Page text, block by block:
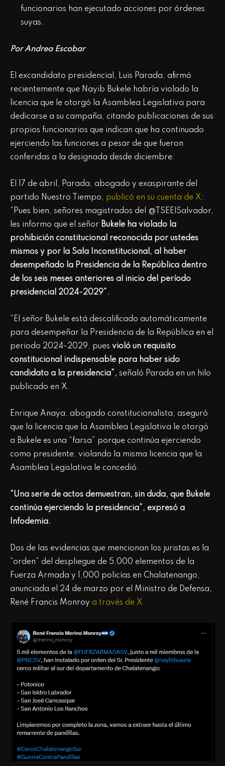
funcionarios han ejecutado acciones por órdenes
suyas.
Por Andrea Escobar
El excandidato presidencial, Luis Parada, afirmó
recientemente que Nayib Bukele habría violado la
licencia que le otorgó la Asamblea Legislativa para
dedicarse a su campaña, citando publicaciones de sus
propios funcionarios que indican que ha continuado
ejerciendo las funciones a pesar de que fueron
conferidas a la designada desde diciembre.
El 17 de abril, Parada, abogado y exaspirante del
partido Nuestro Tiempo, publicó en su cuenta de X:
“Pues bien, señores magistrados del @TSEElSalvador,
les informo que el señor Bukele ha violado la
prohibición constitucional reconocida por ustedes
mismos y por la Sala Inconstitucional, al haber
desempeñado la Presidencia de la República dentro
de los seis meses anteriores al inicio del período
presidencial 2024-2029”.
“El señor Bukele está descalificado automáticamente
para desempeñar la Presidencia de la República en el
periodo 2024-2029, pues violó un requisito
constitucional indispensable para haber sido
candidato a la presidencia”, señaló Parada en un hilo
publicado en X.
Enrique Anaya, abogado constitucionalista, aseguró
que la licencia que la Asamblea Legislativa le otorgó
a Bukele es una “farsa” porque continúa ejerciendo
como presidente, violando la misma licencia que la
Asamblea Legislativa le concedió.
“Una serie de actos demuestran, sin duda, que Bukele
continúa ejerciendo la presidencia”, expresó a
Infodemia.
Dos de las evidencias que mencionan los juristas es la
“orden” del despliegue de 5,000 elementos de la
Fuerza Armada y 1,000 policías en Chalatenango,
anunciada el 24 de marzo por el Ministro de Defensa,
René Francis Monroy a través de X.